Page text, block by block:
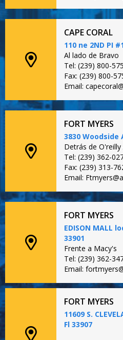
CAPE CORAL
110 ne 2ND PI
Al lado de Bravo
Tel: (239) 800-
Fax: (239) 800-
Email:
FORT MYERS
3830 Woodside
Detrás de
Tel: (239) 362-
Fax: (239) 313-
Email:
FORT MYERS
EDISON MALL
33901
Frente a Macy's
Tel: (239) 362-
Email:
FORT MYERS
11609 S.
Fl 33907